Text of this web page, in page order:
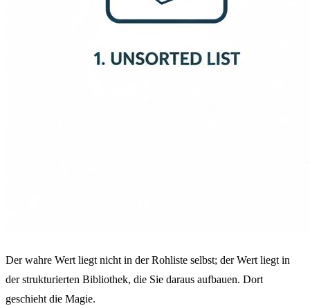
Der wahre Wert liegt nicht in der Rohliste selbst; der Wert liegt in
der strukturierten Bibliothek, die Sie daraus aufbauen. Dort
geschieht die Magie.